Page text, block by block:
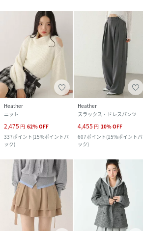
Heather
ニット
2,475 円 62%OFF
337ポイント(15%ポイントバ
ック)
Heather
スラックス・ドレスパンツ
4,455 円 10%OFF
607ポイント(15%ポイントバ
ック)